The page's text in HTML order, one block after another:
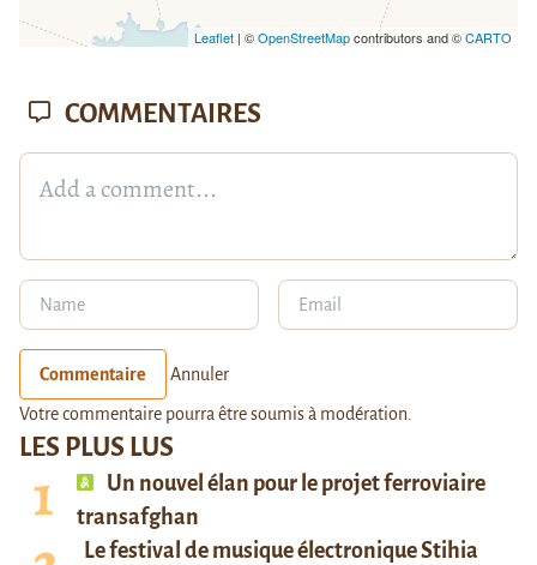
Leaflet| ©OpenStreetMapcontributors and ©CARTO
LES PLUS LUS
Un nouvel élan pour le projet ferroviaire
transafghan
Le festival de musique électronique Stihia
COMMENTAIRES
Commentaire Annuler
Votre commentaire pourra être soumis à modération.